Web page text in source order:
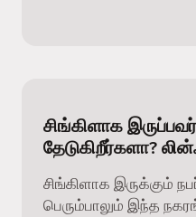
சிங்கிளாக
தேடுகிறீர்களா?
சிங்கிளாக இருக்கும்
பெரும்பாலும் இந்த